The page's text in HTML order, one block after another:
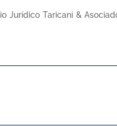
Taricani &